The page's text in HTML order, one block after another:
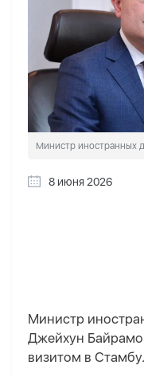
Министр иностранных
8 июня 2026
Министр
Джейхун
визитом в